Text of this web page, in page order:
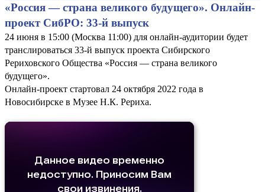
«Россия — страна великого будущего». Онлайн-
проект СибРО: 33-й выпуск
24 июня в 15:00 (Москва 11:00) для онлайн-аудитории будет
транслироваться 33-й выпуск проекта Сибирского
Рериховского Общества «Россия — страна великого
будущего».
Онлайн-проект стартовал 24 октября 2022 года в
Новосибирске в Музее Н.К. Рериха.